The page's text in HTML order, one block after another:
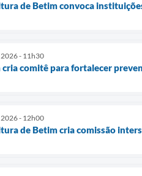
de Betim convoca
2026 - 11h30
cria comitê para fortalecer
2026 - 12h00
de Betim cria comissão